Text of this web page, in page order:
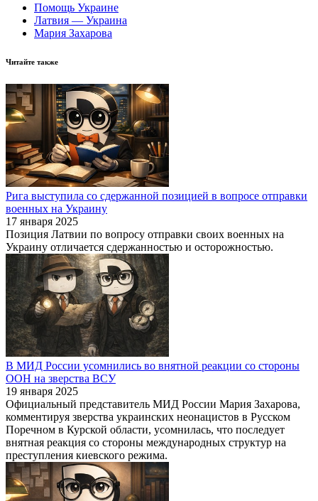
Помощь Украине
Латвия — Украина
Мария Захарова
Читайте также
Рига выступила со сдержанной позицией в вопросе отправки
военных на Украину
17 января 2025
Позиция Латвии по вопросу отправки своих военных на
Украину отличается сдержанностью и осторожностью.
В МИД России усомнились во внятной реакции со стороны
ООН на зверства ВСУ
19 января 2025
Официальный представитель МИД России Мария Захарова,
комментируя зверства украинских неонацистов в Русском
Поречном в Курской области, усомнилась, что последует
внятная реакция со стороны международных структур на
преступления киевского режима.